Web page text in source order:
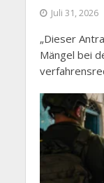
Juli 31, 2026
„Dieser
Mängel bei